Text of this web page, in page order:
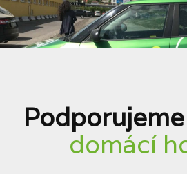
Podporujeme
domácí